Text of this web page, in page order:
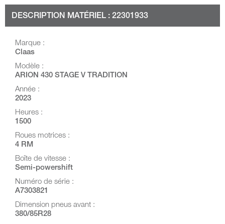
DESCRIPTION MATÉRIEL : 22301933
Marque :
Claas
Modèle :
ARION 430 STAGE V TRADITION
Année :
2023
Heures :
1500
Roues motrices :
4 RM
Boîte de vitesse :
Semi-powershift
Numéro de série :
A7303821
Dimension pneus avant :
380/85R28